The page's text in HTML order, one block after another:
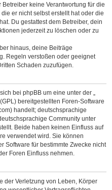
keine Verantwortung für die
er nicht selbst erstellt hat oder die
Du gestattest dem Betreiber, dein
jederzeit zu löschen oder zu
hinaus, deine Beiträge
Regeln verstoßen oder geeignet
Schaden zuzufügen.
bei phpBB um eine unter der „
(GPL) bereitgestellten Foren-Software
handelt; deutschsprachige
Community unter
Beide haben keinen Einfluss auf
verwendet wird. Sie können
Software für bestimmte Zwecke nicht
Foren Einfluss nehmen.
der Verletzung von Leben, Körper